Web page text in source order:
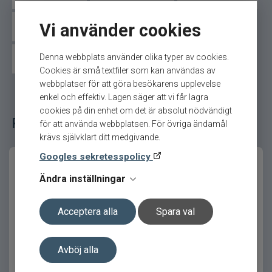
Vi använder cookies
Denna webbplats använder olika typer av cookies.
Cookies är små textfiler som kan användas av
webbplatser för att göra besökarens upplevelse
enkel och effektiv. Lagen säger att vi får lagra
cookies på din enhet om det är absolut nödvändigt
för att använda webbplatsen. För övriga ändamål
krävs självklart ditt medgivande.
Googles sekretesspolicy
Ändra inställningar
Acceptera alla Spara val
Avböj alla
konstruktionen ger en trygg och följsam
fiskekänsla som gör varje fiskepass både
Användningsområde
Fuego LT är framtagen för ett brett spektrum av
fiske, från lätt finessefiske till tyngre predatorfiske
efter gädda och kustfiske.
Tack vare flera storlekar och utväxlingar kan du
och din fiskart.
Prestanda och känsla
Den silkeslena gången från DigiGear-
transmissionen tillsammans med MagSealed-
tätningar ger en jämn, stark och skyddad drift
Savage gear haspelrulle Penn haspelrulle
Shimano haspelrulle
Relaterade fiskeredskap för ditt fiske
Daiwa J-Braid Grand X8
135m